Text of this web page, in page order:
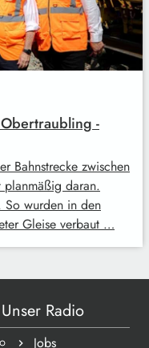
-
Bahnstrecke zwischen
planmäßig daran.
So wurden in den
Gleise verbaut …
Unser Radio
Jobs